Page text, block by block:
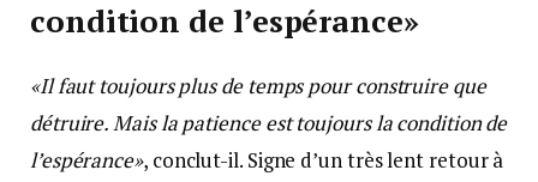
condition de l’espérance»
«Il faut toujours plus de temps pour construire que
détruire. Mais la patience est toujours la condition de
l’espérance», conclut-il. Signe d’un très lent retour à